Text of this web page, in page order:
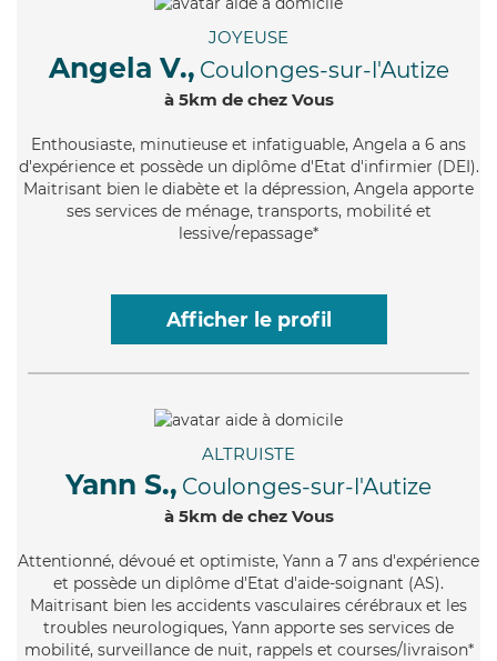
JOYEUSE
Angela V., Coulonges-sur-l'Autize
à 5km de chez Vous
Enthousiaste, minutieuse et infatiguable, Angela a 6 ans
d'expérience et possède un diplôme d'Etat d'infirmier (DEI).
Maitrisant bien le diabète et la dépression, Angela apporte
ses services de ménage, transports, mobilité et
lessive/repassage*
Afficher le profil
ALTRUISTE
Yann S., Coulonges-sur-l'Autize
à 5km de chez Vous
Attentionné, dévoué et optimiste, Yann a 7 ans d'expérience
et possède un diplôme d'Etat d'aide-soignant (AS).
Maitrisant bien les accidents vasculaires cérébraux et les
troubles neurologiques, Yann apporte ses services de
mobilité, surveillance de nuit, rappels et courses/livraison*